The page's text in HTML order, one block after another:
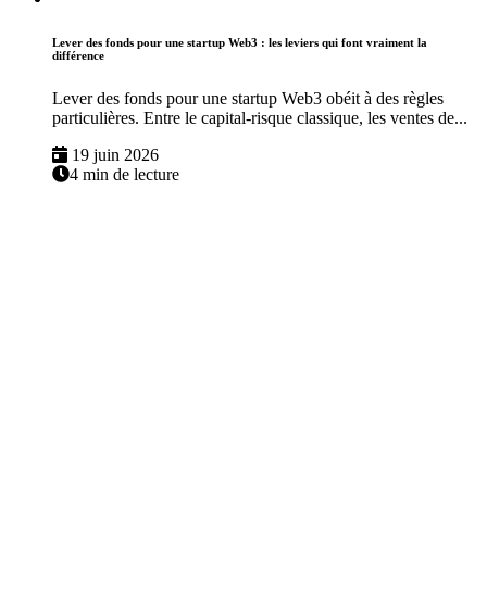
Lever des fonds pour une startup Web3 : les leviers qui font vraiment la
différence
Lever des fonds pour une startup Web3 obéit à des règles
particulières. Entre le capital-risque classique, les ventes de...
19 juin 2026
4 min de lecture